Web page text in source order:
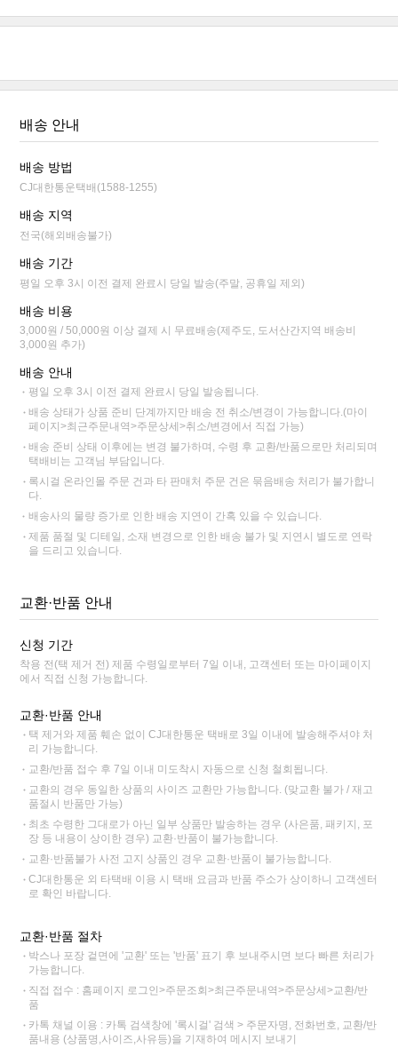
배송 안내
배송 방법
CJ대한통운택배(1588-1255)
배송 지역
전국(해외배송불가)
배송 기간
평일 오후 3시 이전 결제 완료시 당일 발송(주말, 공휴일 제외)
배송 비용
3,000원 / 50,000원 이상 결제 시 무료배송(제주도, 도서산간지역 배송비
3,000원 추가)
배송 안내
평일 오후 3시 이전 결제 완료시 당일 발송됩니다.
배송 상태가 상품 준비 단계까지만 배송 전 취소/변경이 가능합니다.(마이
페이지>최근주문내역>주문상세>취소/변경에서 직접 가능)
배송 준비 상태 이후에는 변경 불가하며, 수령 후 교환/반품으로만 처리되며
택배비는 고객님 부담입니다.
록시걸 온라인몰 주문 건과 타 판매처 주문 건은 묶음배송 처리가 불가합니
다.
배송사의 물량 증가로 인한 배송 지연이 간혹 있을 수 있습니다.
제품 품절 및 디테일, 소재 변경으로 인한 배송 불가 및 지연시 별도로 연락
을 드리고 있습니다.
교환·반품 안내
신청 기간
착용 전(택 제거 전) 제품 수령일로부터 7일 이내, 고객센터 또는 마이페이지
에서 직접 신청 가능합니다.
교환·반품 안내
택 제거와 제품 훼손 없이 CJ대한통운 택배로 3일 이내에 발송해주셔야 처
리 가능합니다.
교환/반품 접수 후 7일 이내 미도착시 자동으로 신청 철회됩니다.
교환의 경우 동일한 상품의 사이즈 교환만 가능합니다. (맞교환 불가 / 재고
품절시 반품만 가능)
최초 수령한 그대로가 아닌 일부 상품만 발송하는 경우 (사은품, 패키지, 포
장 등 내용이 상이한 경우) 교환·반품이 불가능합니다.
교환·반품불가 사전 고지 상품인 경우 교환·반품이 불가능합니다.
CJ대한통운 외 타택배 이용 시 택배 요금과 반품 주소가 상이하니 고객센터
로 확인 바랍니다.
교환·반품 절차
박스나 포장 겉면에 '교환' 또는 '반품' 표기 후 보내주시면 보다 빠른 처리가
가능합니다.
직접 접수 : 홈페이지 로그인>주문조회>최근주문내역>주문상세>교환/반
품
카톡 채널 이용 : 카톡 검색창에 '록시걸' 검색 > 주문자명, 전화번호, 교환/반
품내용 (상품명,사이즈,사유등)을 기재하여 메시지 보내기